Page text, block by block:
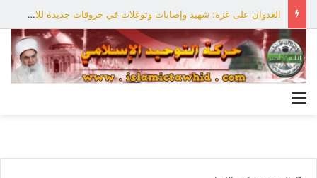
العدوان على غزة: شهيد وإصابات وتوغلات في خروقات جديدة للاحتلال